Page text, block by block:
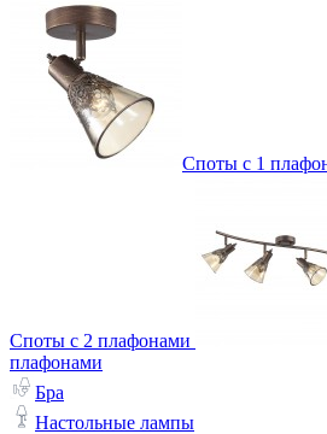
Споты с 1
Споты с 2 плафонами
плафонами
Бра
Настольные лампы